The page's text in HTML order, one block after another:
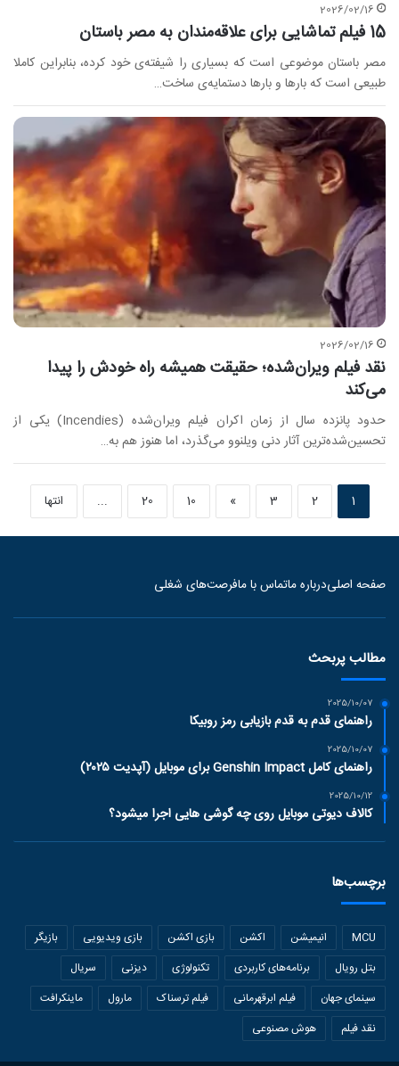
2026/02/16
15 فیلم تماشایی برای علاقه‌مندان به مصر باستان
مصر باستان موضوعی است که بسیاری را شیفته‌ی خود کرده، بنابراین کاملا
طبیعی است که بارها و بارها دستمایه‌ی ساخت…
2026/02/16
نقد فیلم ویران‌شده؛ حقیقت همیشه راه خودش را پیدا
می‌کند
حدود پانزده سال از زمان اکران فیلم ویران‌شده (Incendies) یکی از
تحسین‌شده‌ترین آثار دنی ویلنوو می‌گذرد، اما هنوز هم به…
1
2
3
»
10
20
... انتها
صفحه اصلیدرباره ماتماس با مافرصت‌های شغلی
مطالب پربحث
2025/10/07
راهنمای قدم به قدم بازیابی رمز روبیکا
2025/10/07
راهنمای کامل Genshin Impact برای موبایل (آپدیت ۲۰۲۵)
2025/10/12
کالاف دیوتی موبایل روی چه گوشی هایی اجرا میشود؟
برچسب‌ها
MCU انیمیشن اکشن بازی اکشن بازی ویدیویی
بازیگر
بتل رویال
برنامه‌های کاربردی تکنولوژی دیزنی
سریال
سینمای جهان
فیلم ابرقهرمانی فیلم ترسناک مارول
ماینکرافت
نقد فیلم
هوش مصنوعی